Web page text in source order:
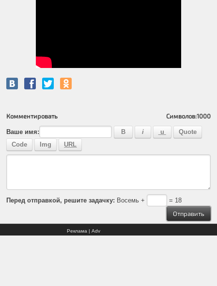
Комментировать Символов:1000
Ваше имя:
Перед отправкой, решите задачку: Восемь + = 18
Реклама | Adv